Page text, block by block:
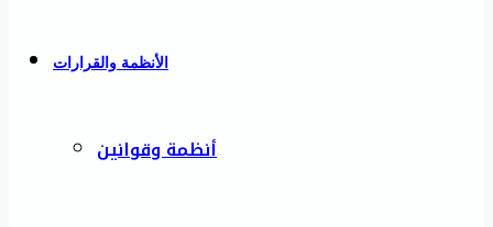
الأنظمة والقرارات
أنظمة وقوانين